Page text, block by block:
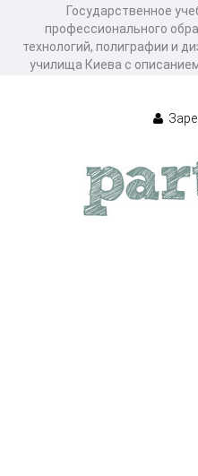
Государственное
профессионального
технологий, полиграфии и
училища Киева с